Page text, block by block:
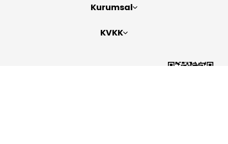
Kurumsal
KVKK